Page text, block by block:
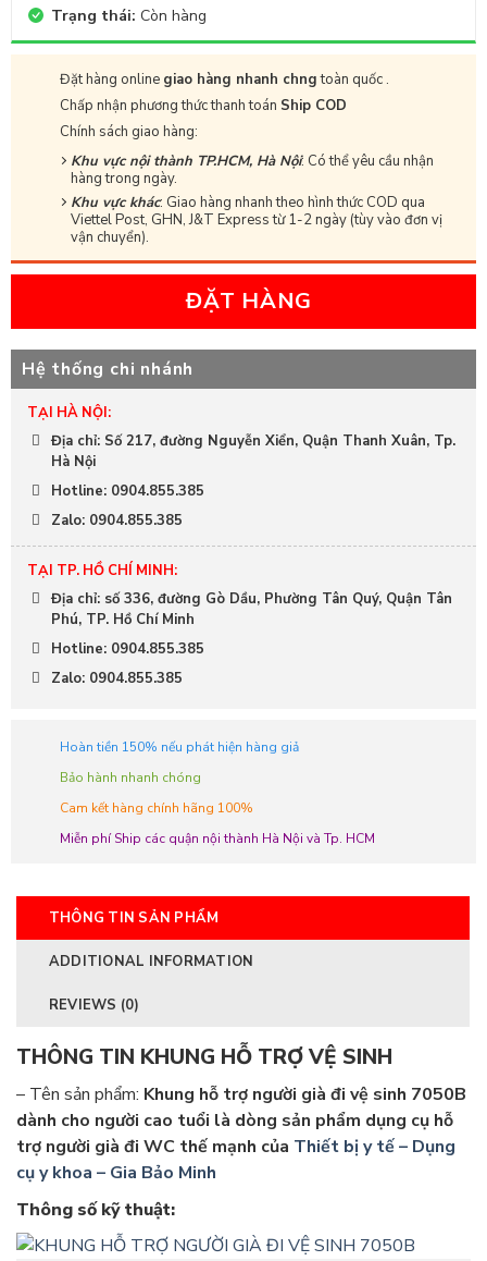
Trạng thái: Còn hàng
Đặt hàng online giao hàng nhanh chngtoàn quốc .
Chấp nhận phương thức thanh toán Ship COD
Chính sách giao hàng:
Khu vực nội thành TP.HCM, Hà Nội: Có thể yêu cầu nhận
hàng trong ngày.
Khu vực khác: Giao hàng nhanh theo hình thức COD qua
Viettel Post, GHN, J&T Express từ 1-2 ngày (tùy vào đơn vị
vận chuyển).
ĐẶT HÀNG
Hệ thống chi nhánh
TẠI HÀ NỘI:
Địa chỉ: Số 217, đường Nguyễn Xiển, Quận Thanh Xuân, Tp.
Hà Nội
Hotline: 0904.855.385
Zalo: 0904.855.385
TẠI TP. HỒ CHÍ MINH:
Địa chỉ: số 336, đường Gò Dầu, Phường Tân Quý, Quận Tân
Phú, TP. Hồ Chí Minh
Hotline: 0904.855.385
Zalo: 0904.855.385
Hoàn tiền 150% nếu phát hiện hàng giả
Bảo hành nhanh chóng
Cam kết hàng chính hãng 100%
Miễn phí Ship các quận nội thành Hà Nội và Tp. HCM
THÔNG TIN SẢN PHẨM
ADDITIONAL INFORMATION
REVIEWS (0)
THÔNG TIN KHUNG HỖ TRỢ VỆ SINH
– Tên sản phẩm: Khung hỗ trợ người già đi vệ sinh 7050B
dành cho người cao tuổi là dòng sản phẩm dụng cụ hỗ
trợ người già đi WC thế mạnh của Thiết bị y tế – Dụng
cụ y khoa – Gia Bảo Minh
Thông số kỹ thuật: